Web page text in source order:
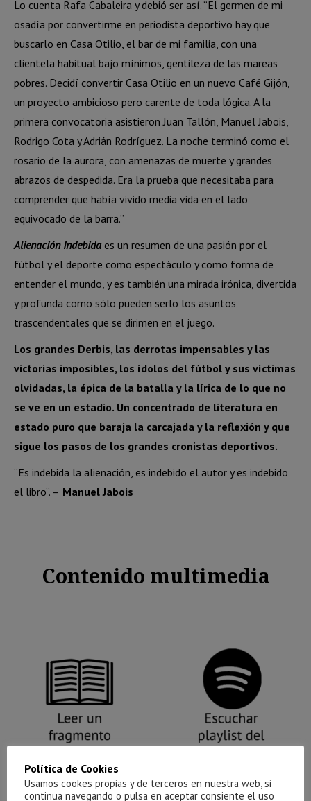
Lo cuenta Rafa Cabaleira y debió ser así. “El germen de mi
osadía por convertirme en periodista deportivo hay que
buscarlo en Casa Otilio, el bar de mi familia, con una
clientela habitual bajo mínimos, gentileza de las mareas
pobres. Decidí convertir Casa Otilio en un nuevo Café Gijón,
un proyecto ambicioso pero carente de toda lógica. A la
primera convocatoria asistieron Juan Tallón, Manuel Jabois,
Rodrigo Cota y Adrián Rodríguez. La noche terminó como el
rosario de la aurora, con amenazas de muerte y grandes
abrazos de despedida. Era la prueba que necesitaba para
comprender que había vivido media vida en el lado
equivocado de la barra.”
Alienación Indebidaes un resumen de una pasión por el
fútbol y el deporte como espectáculo y como forma de
entender el mundo, y es también una mirada irónica, divertida
y profunda como sólo pueden serlo los asuntos
trascendentales que se dirimen en el juego.
Los grandes Derbis, las derrotas impensables y las
victorias imposibles, los ídolos del fútbol y sus víctimas
olvidadas, la épica de la batalla y la lírica de lo que no
se ve en un estadio. Un concentrado de literatura en
estado puro que baraja la carcajada y la reflexión y que
sigue los pasos de los grandes cronistas deportivos.
“Es indebida la alienación, es indebido el autor y es indebido
el libro”. – Manuel Jabois
Contenido multimedia
Política de Cookies
Usamos cookes propias y de terceros en nuestra web, si
continua navegando o pulsa en aceptar consiente el uso